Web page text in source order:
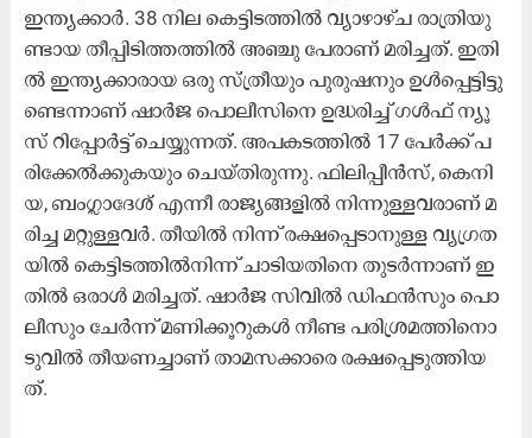
ഇ​ന്ത്യ​ക്കാ​ർ. 38 നി​ല കെ​ട്ടി​ട​ത്തി​ൽ വ്യാ​ഴാ​ഴ്ച രാ​ത്രി​യു​
ണ്ടാ​യ തീ​പ്പി​ടി​ത്ത​ത്തി​ൽ അ​ഞ്ചു പേ​രാ​ണ്​ ​മ​രി​ച്ച​ത്. ഇ​തി​
ൽ ഇ​ന്ത്യ​ക്കാ​രാ​യ ഒ​രു സ്ത്രീ​യും പു​രു​ഷ​നും ഉ​ൾ​പ്പെ​ട്ടി​ട്ടു​
ണ്ടെ​ന്നാ​ണ്​ ഷാ​ർ​ജ പൊ​ലീ​സി​നെ ഉ​ദ്ധ​രി​ച്ച്​ ഗ​ൾ​ഫ്​ ന്യൂ​
സ്​ റി​പ്പോ​ർ​ട്ട്​ ചെ​യ്യു​ന്ന​ത്. അ​പ​ക​ട​ത്തി​ൽ 17 പേ​ർ​ക്ക്​ പ​
രി​ക്കേ​ൽ​ക്കു​ക​യും ചെ​യ്തി​രു​ന്നു. ഫി​​ലി​പ്പീ​ൻ​സ്, കെ​നി​
യ, ബം​ഗ്ലാ​ദേ​ശ്​ എ​ന്നീ രാ​ജ്യ​ങ്ങ​ളി​ൽ നി​ന്നു​ള്ള​വ​രാ​ണ്​ മ​
രി​ച്ച മ​റ്റു​ള്ള​വ​ർ. തീ​യി​ൽ നി​ന്ന്​ ര​ക്ഷ​പ്പെ​ടാ​നു​ള്ള വ്യ​ഗ്ര​ത​
യി​ൽ കെ​ട്ടി​ട​ത്തി​ൽ​നി​ന്ന് ചാ​ടി​യ​തി​നെ തു​ട​ർ​ന്നാ​ണ്​ ഇ​
തി​ൽ ഒ​രാ​ൾ മ​രി​ച്ച​ത്. ഷാ​ർ​ജ സി​വി​ൽ ഡി​ഫ​ൻ​സും പൊ​
ലീ​സും ചേ​ർ​ന്ന്​ മ​ണി​ക്കൂ​റു​ക​ൾ നീ​ണ്ട പ​രി​ശ്ര​മ​ത്തി​നൊ​
ടു​വി​ൽ തീ​യ​ണ​ച്ചാ​ണ്​ താ​മ​സ​ക്കാ​രെ ര​ക്ഷ​പ്പെ​ടു​ത്തി​യ​
ത്.